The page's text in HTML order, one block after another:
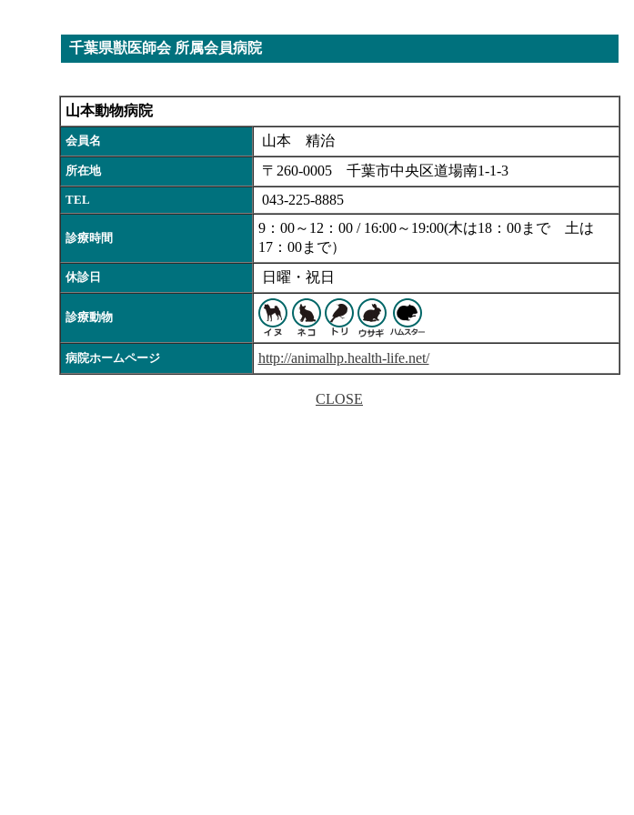
千葉県獣医師会 所属会員病院
山本動物病院
会員名 山本 精治
所在地 〒260-0005 千葉市中央区道場南1-1-3
TEL 043-225-8885
診療時間
9：00～12：00 / 16:00～19:00(木は18：00まで 土は
17：00まで）
休診日 日曜・祝日
診療動物
病院ホームページ http://animalhp.health-life.net/
CLOSE